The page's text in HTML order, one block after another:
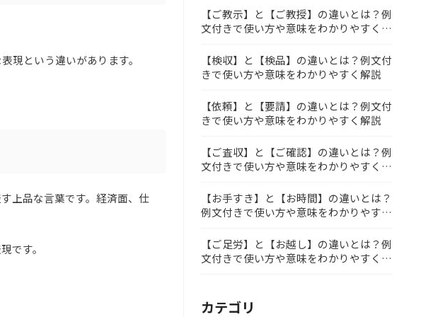
現という違いがあります。
上品な言葉です。経済面、仕
です。
【ご教示】と【ご教授】の違いとは？例
文付きで使い方や意味をわかりやすく解
【検収】と【検品】の違いとは？例文付
きで使い方や意味をわかりやすく解説
【依頼】と【要請】の違いとは？例文付
きで使い方や意味をわかりやすく解説
【ご査収】と【ご確認】の違いとは？例
文付きで使い方や意味をわかりやすく解
【お手すき】と【お時間】の違いとは？
例文付きで使い方や意味をわかりやすく
【ご足労】と【お越し】の違いとは？例
文付きで使い方や意味をわかりやすく解
カテゴリ